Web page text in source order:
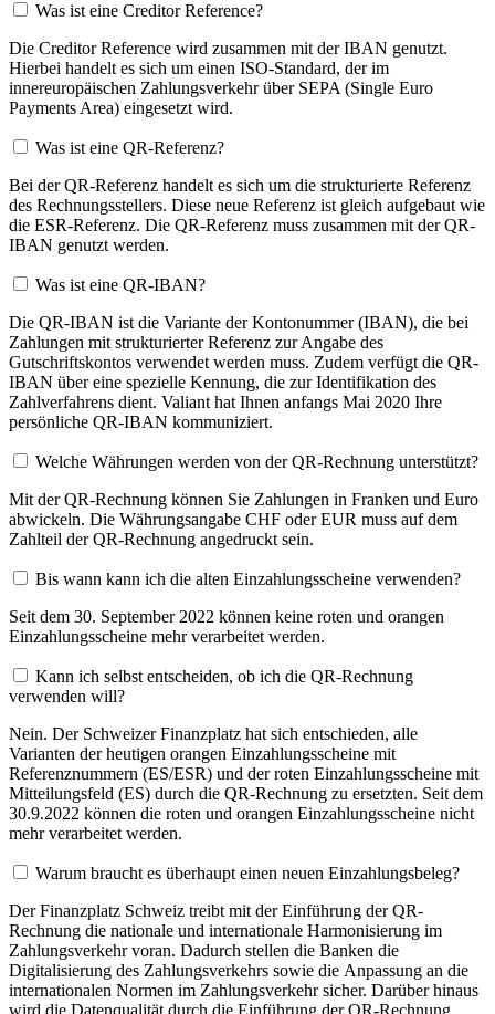
Was ist eine Creditor Reference?
Die Creditor Reference wird zusammen mit der IBAN genutzt.
Hierbei handelt es sich um einen ISO-Standard, der im
innereuropäischen Zahlungsverkehr über SEPA (Single Euro
Payments Area) eingesetzt wird.
Was ist eine QR-Referenz?
Bei der QR-Referenz handelt es sich um die strukturierte Referenz
des Rechnungsstellers. Diese neue Referenz ist gleich aufgebaut wie
die ESR-Referenz. Die QR-Referenz muss zusammen mit der QR-
IBAN genutzt werden.
Was ist eine QR-IBAN?
Die QR-IBAN ist die Variante der Kontonummer (IBAN), die bei
Zahlungen mit strukturierter Referenz zur Angabe des
Gutschriftskontos verwendet werden muss. Zudem verfügt die QR-
IBAN über eine spezielle Kennung, die zur Identifikation des
Zahlverfahrens dient. Valiant hat Ihnen anfangs Mai 2020 Ihre
persönliche QR-IBAN kommuniziert.
Welche Währungen werden von der QR-Rechnung unterstützt?
Mit der QR-Rechnung können Sie Zahlungen in Franken und Euro
abwickeln. Die Währungsangabe CHF oder EUR muss auf dem
Zahlteil der QR-Rechnung angedruckt sein.
Bis wann kann ich die alten Einzahlungsscheine verwenden?
Seit dem 30. September 2022 können keine roten und orangen
Einzahlungsscheine mehr verarbeitet werden.
Kann ich selbst entscheiden, ob ich die QR-Rechnung
verwenden will?
Nein. Der Schweizer Finanzplatz hat sich entschieden, alle
Varianten der heutigen orangen Einzahlungsscheine mit
Referenznummern (ES/ESR) und der roten Einzahlungsscheine mit
Mitteilungsfeld (ES) durch die QR-Rechnung zu ersetzten. Seit dem
30.9.2022 können die roten und orangen Einzahlungsscheine nicht
mehr verarbeitet werden.
Warum braucht es überhaupt einen neuen Einzahlungsbeleg?
Der Finanzplatz Schweiz treibt mit der Einführung der QR-
Rechnung die nationale und internationale Harmonisierung im
Zahlungsverkehr voran. Dadurch stellen die Banken die
Digitalisierung des Zahlungsverkehrs sowie die Anpassung an die
internationalen Normen im Zahlungsverkehr sicher. Darüber hinaus
wird die Datenqualität durch die Einführung der QR-Rechnung